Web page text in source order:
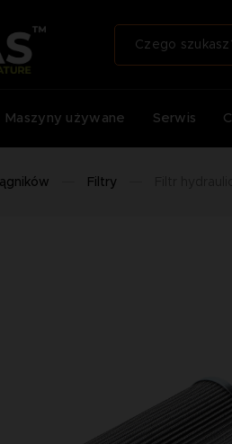
Maszyny używane Serwis
Filtry